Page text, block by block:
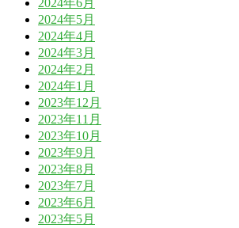
2024年6月
2024年5月
2024年4月
2024年3月
2024年2月
2024年1月
2023年12月
2023年11月
2023年10月
2023年9月
2023年8月
2023年7月
2023年6月
2023年5月